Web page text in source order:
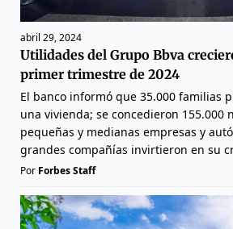
abril 29, 2024
Utilidades del Grupo Bbva
primer trimestre de 2024
El banco informó que 35.000 familias
una vivienda; se concedieron 155.000
pequeñas y medianas empresas y
grandes compañías invirtieron en su
Por Forbes Staff